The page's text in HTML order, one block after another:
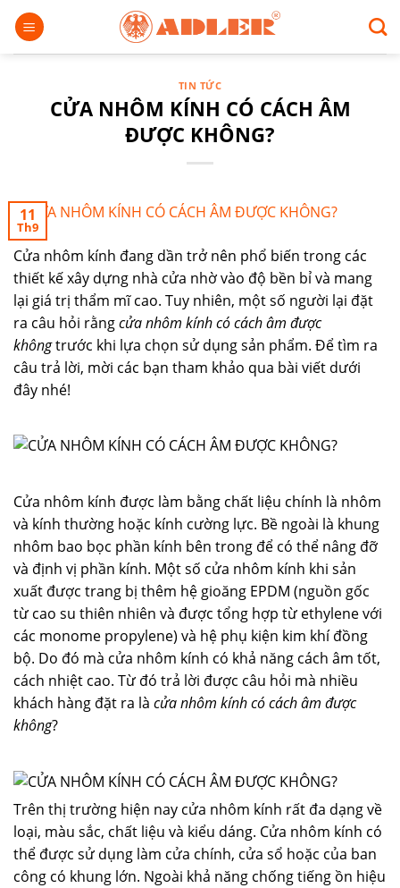
Chuyển
đến
nội
TIN TỨC
CỬA NHÔM KÍNH CÓ CÁCH ÂM
ĐƯỢC KHÔNG?
11
Th9
Cửa nhôm kính đang dần trở nên phổ biến trong các
thiết kế xây dựng nhà cửa nhờ vào độ bền bỉ và mang
lại giá trị thẩm mĩ cao. Tuy nhiên, một số người lại đặt
ra câu hỏi rằngcửa nhôm kính có cách âm được
khôngtrước khi lựa chọn sử dụng sản phẩm. Để tìm ra
câu trả lời, mời các bạn tham khảo qua bài viết dưới
đây nhé!
Cửa nhôm kính được làm bằng chất liệu chính là nhôm
và kính thường hoặc kính cường lực. Bề ngoài là khung
nhôm bao bọc phần kính bên trong để có thể nâng đỡ
và định vị phần kính. Một số cửa nhôm kính khi sản
xuất được trang bị thêm hệ gioăng EPDM (nguồn gốc
từ cao su thiên nhiên và được tổng hợp từ ethylene với
các monome propylene) và hệ phụ kiện kim khí đồng
bộ. Do đó mà cửa nhôm kính có khả năng cách âm tốt,
cách nhiệt cao. Từ đó trả lời được câu hỏi mà nhiều
khách hàng đặt ra là cửa nhôm kính có cách âm được
không?
Trên thị trường hiện nay cửa nhôm kính rất đa dạng về
loại, màu sắc, chất liệu và kiểu dáng. Cửa nhôm kính có
thể được sử dụng làm cửa chính, cửa sổ hoặc của ban
công có khung lớn. Ngoài khả năng chống tiếng ồn hiệu